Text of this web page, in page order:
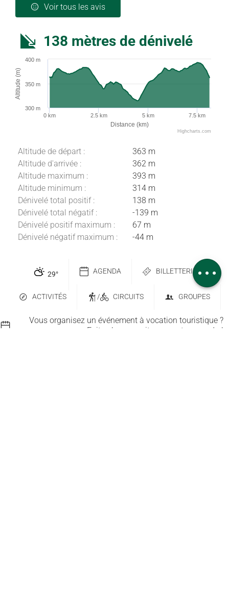
Voir tous les avis
138 mètres de dénivelé
Distance (km)
Altitude (m)
0 km 2.5 km 5 km 7.5 km
300 m
350 m
400 m
Highcharts.com
Altitude de départ :
363 m
Altitude d'arrivée :
362 m
Altitude maximum :
393 m
Altitude minimum :
314 m
Dénivelé total positif :
138 m
Dénivelé total négatif :
-139 m
Dénivelé positif maximum :
67 m
Dénivelé négatif maximum :
-44 m
29° AGENDA BILLETTERIE
ACTIVITÉS / CIRCUITS GROUPES
Vous organisez un événement à vocation touristique ?
Faites-le apparaitre sur notre agenda !